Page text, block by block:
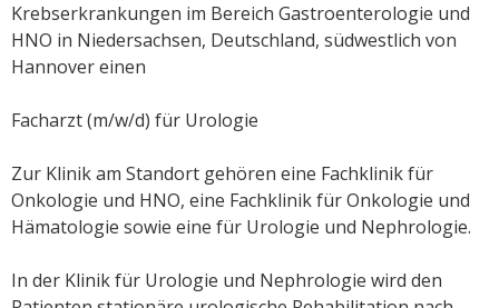
Krebserkrankungen im Bereich Gastroenterologie und
HNO in Niedersachsen, Deutschland, südwestlich von
Hannover einen
Facharzt (m/w/d) für Urologie
Zur Klinik am Standort gehören eine Fachklinik für
Onkologie und HNO, eine Fachklinik für Onkologie und
Hämatologie sowie eine für Urologie und Nephrologie.
In der Klinik für Urologie und Nephrologie wird den